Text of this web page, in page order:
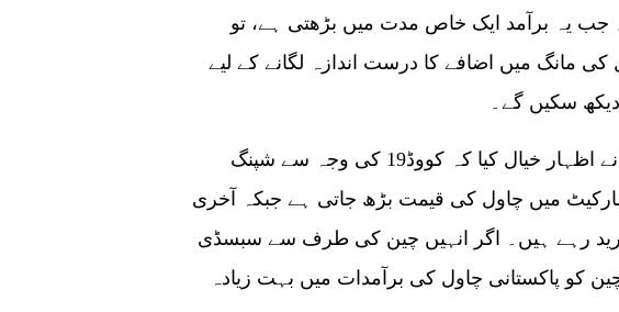
جب یہ برآمد ایک خاص مدت میں بڑھتی ہے، تو
کی مانگ میں اضافے کا درست اندازہ لگانے کے لیے
دیکھ سکیں گے۔
پاکستانی چاول کے برآمد کنندگان نے اظہار خیال کیا کہ کووڈ19 کی وجہ سے شپنگ
میں چاول کی قیمت بڑھ جاتی ہے جبکہ آخری
رہے ہیں۔ اگر انہیں چین کی طرف سے سبسڈی
کو پاکستانی چاول کی برآمدات میں بہت زیادہ